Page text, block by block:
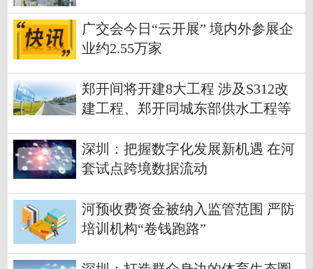
广交会今日“云开展” 境内外参展企
业约2.55万家
郑开间将开建8大工程 涉及S312改
建工程、郑开同城东部供水工程等
深圳：把握数字化发展新机遇 在河
套试点跨境数据流动
河预收费资金被纳入监管范围 严防
培训机构“卷钱跑路”